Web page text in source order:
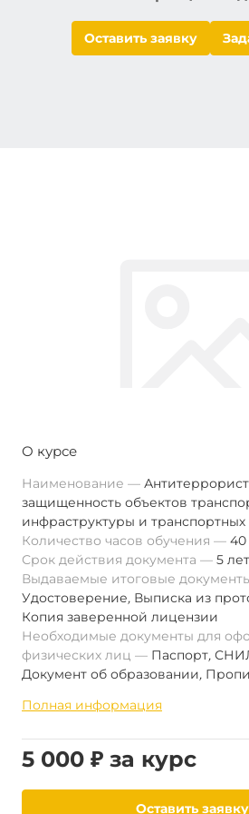
Оставить заявку
О курсе
Наименование
защищенность объектов
инфраструктуры и транспортных
Количество часов обучения
40
Срок действия документа
5 лет
Выдаваемые итоговые
Удостоверение, Выписка из
Копия заверенной лицензии
Необходимые документы для
физических лиц
Паспорт,
Документ об образовании,
Полная информация
5 000 ₽ за курс
Оставить заявку